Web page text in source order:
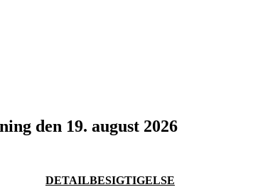
den 19. august 2026
DETAILBESIGTIGELSE